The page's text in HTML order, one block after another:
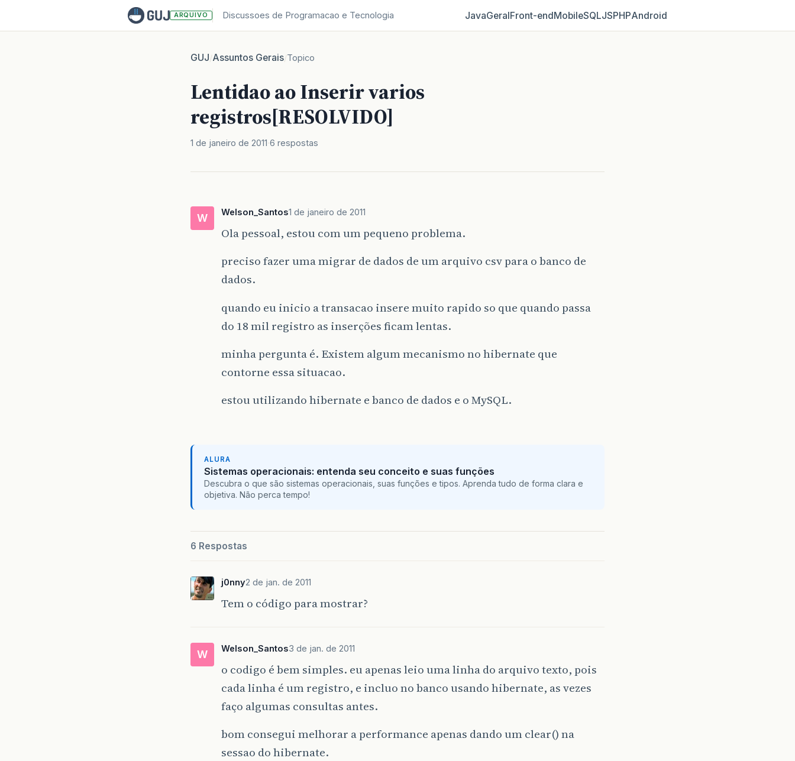
ARQUIVO Discussoes de Programacao e Tecnologia JavaGeralFront‑endMobileSQLJSPHPAndroid
GUJ/Assuntos Gerais/Topico
Lentidao ao Inserir varios
registros[RESOLVIDO]
1 de janeiro de 2011 6 respostas
W Welson_Santos1 de janeiro de 2011
Ola pessoal, estou com um pequeno problema.
preciso fazer uma migrar de dados de um arquivo csv para o banco de
dados.
quando eu inicio a transacao insere muito rapido so que quando passa
do 18 mil registro as inserções ficam lentas.
minha pergunta é. Existem algum mecanismo no hibernate que
contorne essa situacao.
estou utilizando hibernate e banco de dados e o MySQL.
ALURA
Sistemas operacionais: entenda seu conceito e suas funções
Descubra o que são sistemas operacionais, suas funções e tipos. Aprenda tudo de forma clara e
objetiva. Não perca tempo!
6 Respostas
j0nny2 de jan. de 2011
Tem o código para mostrar?
W Welson_Santos3 de jan. de 2011
o codigo é bem simples. eu apenas leio uma linha do arquivo texto, pois
cada linha é um registro, e incluo no banco usando hibernate, as vezes
faço algumas consultas antes.
bom consegui melhorar a performance apenas dando um clear() na
sessao do hibernate.